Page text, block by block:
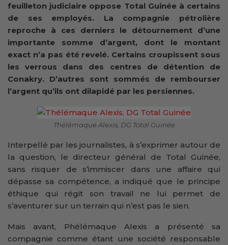
feuilleton judiciaire oppose Total Guinée à certains
de ses employés. La compagnie pétrolière
reproche à ces derniers le détournement d’une
importante somme d’argent, dont le montant
exact n’a pas été revelé. Certains croupissent sous
les verrous dans des centres de détention de
Conakry. D’autres sont sommés de rembourser
l’argent qu’ils ont dilapidé par les persiennes.
Thélémaque Alexis, DG Total Guinée
Interpellé par les journalistes, à s’exprimer autour de
la question, le directeur général de Total Guinée,
sans risquer de s’immiscer dans une affaire qui
dépasse sa compétence, a indiqué que le principe
éthique qui régit son travail ne lui permet de
s’aventurer sur un terrain qui n’est pas le sien.
Mais avant, Phélémaque Alexis a présenté sa
compagnie comme étant une société responsable